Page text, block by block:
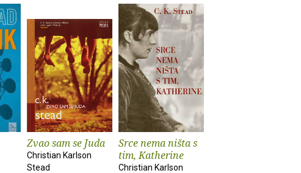
Zvao sam se Juda
Christian Karlson
Stead
Srce nema ništa s
tim, Katherine
Christian Karlson